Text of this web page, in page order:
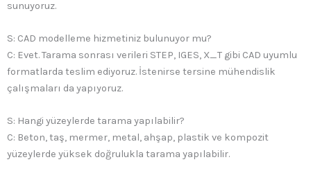
sunuyoruz.
S: CAD modelleme hizmetiniz bulunuyor mu?
C: Evet. Tarama sonrası verileri STEP, IGES, X_T gibi CAD uyumlu
formatlarda teslim ediyoruz. İstenirse tersine mühendislik
çalışmaları da yapıyoruz.
S: Hangi yüzeylerde tarama yapılabilir?
C: Beton, taş, mermer, metal, ahşap, plastik ve kompozit
yüzeylerde yüksek doğrulukla tarama yapılabilir.